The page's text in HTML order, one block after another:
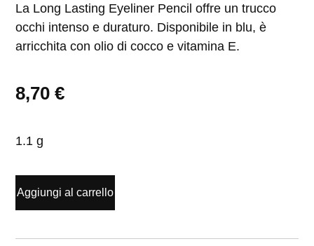
La Long Lasting Eyeliner Pencil offre un trucco
occhi intenso e duraturo. Disponibile in blu, è
arricchita con olio di cocco e vitamina E.
8,70€
1.1 g
Aggiungi al carrello